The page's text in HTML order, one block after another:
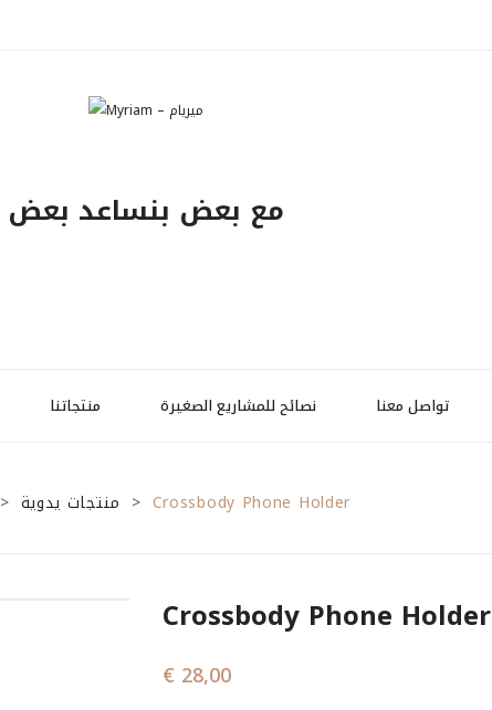
مع بعض بنساعد بعض
منتجاتنا نصائح للمشاريع الصغيرة تواصل معنا
> منتجات يدوية > Crossbody Phone Holder
Crossbody Phone Holder
€ 28,00